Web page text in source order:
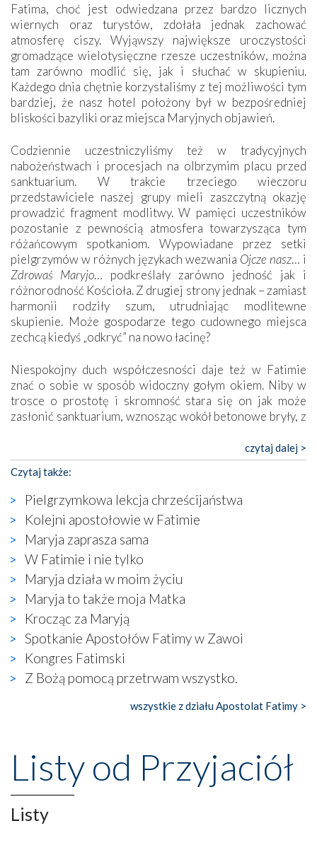
Fatima, choć jest odwiedzana przez bardzo licznych
wiernych oraz turystów, zdołała jednak zachować
atmosferę ciszy. Wyjąwszy największe uroczystości
gromadzące wielotysięczne rzesze uczestników, można
tam zarówno modlić się, jak i słuchać w skupieniu.
Każdego dnia chętnie korzystaliśmy z tej możliwości tym
bardziej, że nasz hotel położony był w bezpośredniej
bliskości bazyliki oraz miejsca Maryjnych objawień.
Codziennie uczestniczyliśmy też w tradycyjnych
nabożeństwach i procesjach na olbrzymim placu przed
sanktuarium. W trakcie trzeciego wieczoru
przedstawiciele naszej grupy mieli zaszczytną okazję
prowadzić fragment modlitwy. W pamięci uczestników
pozostanie z pewnością atmosfera towarzysząca tym
różańcowym spotkaniom. Wypowiadane przez setki
pielgrzymów w różnych językach wezwania Ojcze nasz… i
Zdrowaś Maryjo… podkreślały zarówno jedność jak i
różnorodność Kościoła. Z drugiej strony jednak – zamiast
harmonii rodziły szum, utrudniając modlitewne
skupienie. Może gospodarze tego cudownego miejsca
zechcą kiedyś „odkryć” na nowo łacinę?
Niespokojny duch współczesności daje też w Fatimie
znać o sobie w sposób widoczny gołym okiem. Niby w
trosce o prostotę i skromność stara się on jak może
zasłonić sanktuarium, wznosząc wokół betonowe bryły, z
katolickiego kultu. Tylko co wspólnego z żywą,
autentyczną wiarą mogą mieć płaskie, szare bunkry albo
kaplice, w których Tabernakulum przypomina bardziej
skrzynkę na narzędzia? Albo co powiedzieć o ustawionym
tuż przy nowej bazylice wielkim krzyżu, na którym
zamiast Chrystusa umieszczono dziwaczną postać jakby
wyjętą ze starożytnych hieroglifów? W kulturowym
kontekście naszych czasów to raczej karykatura niż godny
wizerunek Zbawiciela…
Zatem nawet w bezpośrednim otoczeniu sanktuarium
naocznie przekonaliśmy się, że wewnątrz Kościoła toczy
się ogromna walka o kształt katolicyzmu i o serca
wierzących. Do czego to zmaganie może prowadzić,
widzieliśmy w urokliwym, niewielkim mieście Obidos,
gdzie w miejscu dawnego kościoła działa dzisiaj…
księgarnia.
Nasze pielgrzymkowe wyprawy, których celem były
wznoszono na chwałę Bożą, na przykład – w podzięce za
Opatrznościową pomoc w wygranej bitwie o
niepodległość kraju. Zachwyt budziła potężna, a zarazem
misterna architektura tych monumentalnych dzieł,
wspaniałe zdobienia, dbałość ich twórców o detale,
czytaj dalej >
Czytaj także:
Pielgrzymkowa lekcja chrześcijaństwa
Kolejni apostołowie w Fatimie
Maryja zaprasza sama
W Fatimie i nie tylko
Maryja działa w moim życiu
Maryja to także moja Matka
Krocząc za Maryją
Spotkanie Apostołów Fatimy w Zawoi
Kongres Fatimski
Z Bożą pomocą przetrwam wszystko.
wszystkie z działu Apostolat Fatimy >
Listy od Przyjaciół
Listy